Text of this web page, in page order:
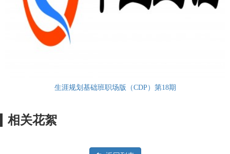
生涯规划基础班职场版（CDP）第18期
相关花絮